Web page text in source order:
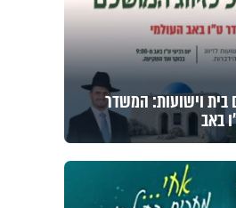
בית וישועות: המשדר
באב